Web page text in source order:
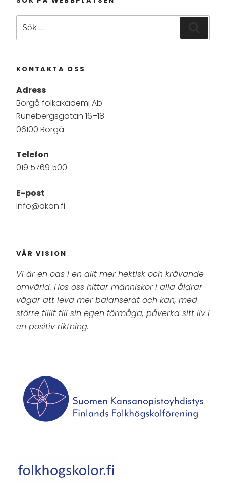
efter:
KONTAKTA OSS
Adress
Borgå folkakademi Ab
Runebergsgatan 16–18
06100 Borgå
Telefon
019 5769 500
E-post
info@akan.fi
VÅR VISION
Vi är en oas i en allt mer hektisk och krävande
omvärld. Hos oss hittar människor i alla åldrar
vägar att leva mer balanserat och kan, med
större tillit till sin egen förmåga, påverka sitt liv i
en positiv riktning.